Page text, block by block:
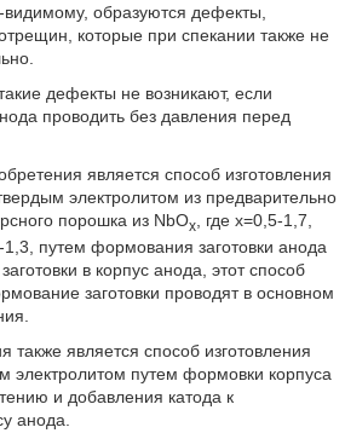
образуются дефекты,
которые при спекании также не
дефекты не возникают, если
проводить без давления перед
является способ изготовления
электролитом из предварительно
порошка из NbOx, где x=0,5-1,7,
путем формования заготовки анода
в корпус анода, этот способ
заготовки проводят в основном
также является способ изготовления
электролитом путем формовки корпуса
и добавления катода к
анода.